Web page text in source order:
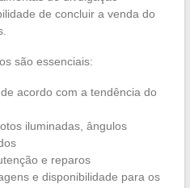
de concluir a venda do
são essenciais:
de acordo com a tendência do
iluminadas, ângulos
e reparos
e disponibilidade para os